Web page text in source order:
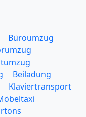
Büroumzug
Beiladung
Klaviertransport